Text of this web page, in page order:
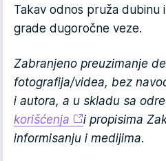
Takav odnos pruža dubinu
grade dugoročne veze.
Zabranjeno preuzimanje
fotografija/videa, bez
i autora, a u skladu sa
korišćenja
i propisima
informisanju i medijima.